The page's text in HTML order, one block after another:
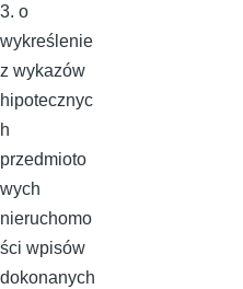
3. o
wykreślenie
z wykazów
hipotecznyc
h
przedmioto
wych
nieruchomo
ści wpisów
dokonanych